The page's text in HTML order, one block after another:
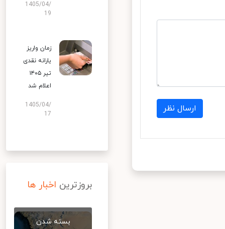
ارسال نظر
1405/04/
19
زمان واریز
یارانه نقدی
تیر ۱۴۰۵
اعلام شد
1405/04/
17
بروزترین اخبار ها
بسته شدن